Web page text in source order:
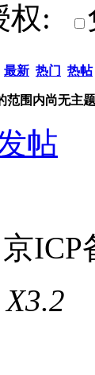
权:
最新 热门 热帖
范围内尚无主题
帖
ICP
X3.2